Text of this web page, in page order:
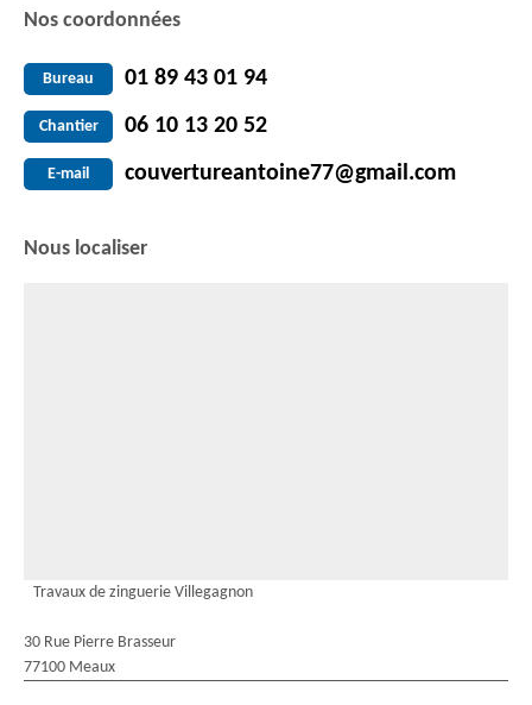
Nos coordonnées
Bureau 01 89 43 01 94
Chantier 06 10 13 20 52
E-mail couvertureantoine77@gmail.com
Nous localiser
Travaux de zinguerie Villegagnon
30 Rue Pierre Brasseur
77100 Meaux